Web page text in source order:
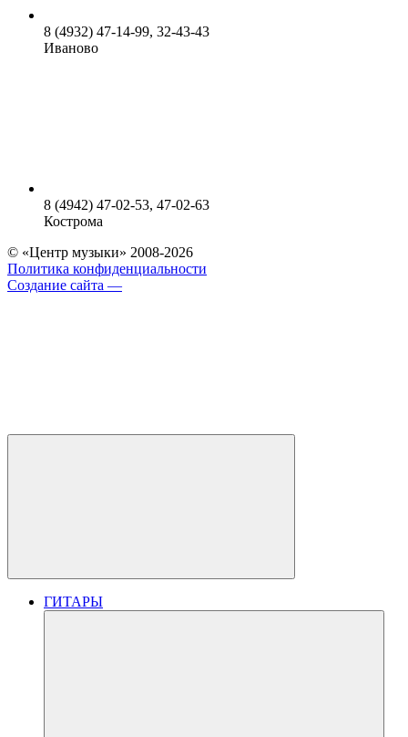
8 (4932) 47-14-99, 32-43-43
Иваново
8 (4942) 47-02-53, 47-02-63
Кострома
© «Центр музыки» 2008-2026
Политика конфиденциальности
Создание сайта —
ГИТАРЫ